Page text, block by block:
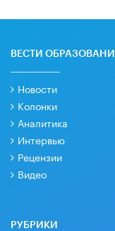
ВЕСТИ
Новости
Колонки
Аналитика
Интервью
Рецензии
Видео
РУБРИКИ